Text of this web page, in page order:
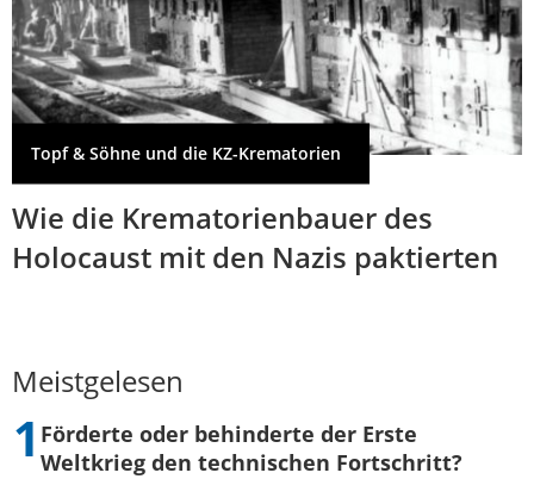
Topf & Söhne und die KZ-Krematorien
Wie die Krematorienbauer des
Holocaust mit den Nazis paktierten
Meistgelesen
Förderte oder behinderte der Erste
Weltkrieg den technischen Fortschritt?